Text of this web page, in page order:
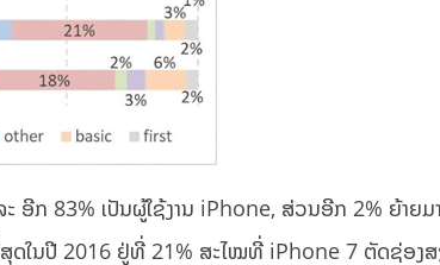
ອີກ 83% ເປັນຜູ້ໃຊ້ງານ iPhone, ສ່ວນອີກ 2% ຍ້າຍມ
ດໃນປີ 2016 ຢູ່ທີ່ 21% ສະໄໝທີ່ iPhone 7 ຕັດຊ່ອງ